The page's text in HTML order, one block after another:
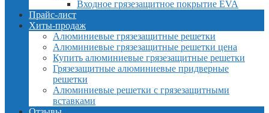
Входное грязезащитное покрытие EVA
Прайс-лист
Хиты-продаж
Алюминиевые грязезащитные решетки
Алюминиевые грязезащитные решетки цена
Купить алюминиевые грязезащитные решетки
Грязезащитные алюминиевые придверные
решетки
Алюминиевые решетки с грязезащитными
вставками